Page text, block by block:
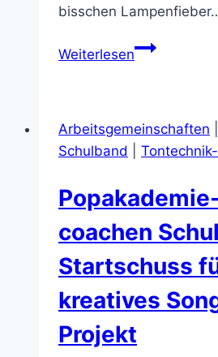
bisschen
Weiterlesen
Schulband
nimmt
Wettbewerb
„Songs“
teil!
Arbeitsgemeinschaften
Schulband
coachen
Startschuss
kreatives
Projekt